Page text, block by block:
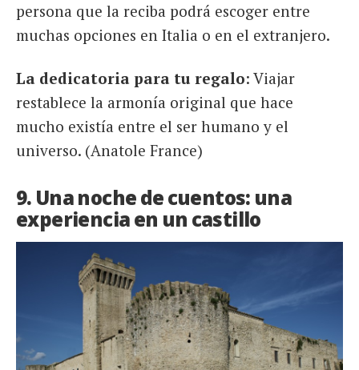
persona que la reciba podrá escoger entre
muchas opciones en Italia o en el extranjero.
La dedicatoria para tu regalo: Viajar
restablece la armonía original que hace
mucho existía entre el ser humano y el
universo. (Anatole France)
9. Una noche de cuentos: una
experiencia en un castillo